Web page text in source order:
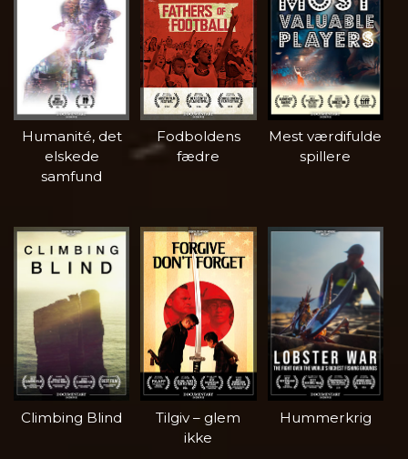
Humanité, det
elskede
samfund
Fodboldens
fædre
Mest værdifulde
spillere
Climbing Blind
Tilgiv – glem
ikke
Hummerkrig